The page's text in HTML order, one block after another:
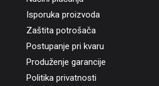
Isporuka proizvoda
Zaštita potrošača
Postupanje pri kvaru
Produženje garancije
Politika privatnosti